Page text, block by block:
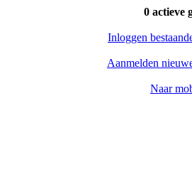
0 actieve
Inloggen
Aanmelden
Naar